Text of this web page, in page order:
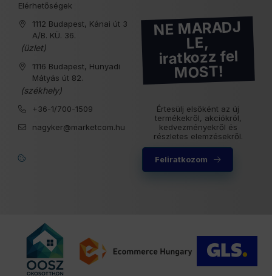
Elérhetőségek
1112 Budapest, Kánai út 3
A/B. KÜ. 36.
(üzlet)
1116 Budapest, Hunyadi
Mátyás út 82.
(székhely)
+36-1/700-1509
nagyker@marketcom.hu
NE MARADJ
LE,
iratkozz fel
MOST!
Értesülj elsőként az új
termékekről, akciókról,
kedvezményekről és
részletes elemzésekről.
Feliratkozom